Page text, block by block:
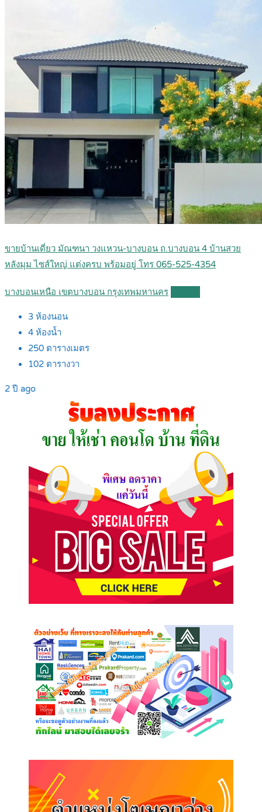
ขายบ้านเดี่ยว มัณฑนา วงแหวน-บางบอน ถ.บางบอน 4 บ้านสวย
หลังมุม ไซส์ใหญ่ แต่งครบ พร้อมอยู่ โทร 065-525-4354
บางบอนเหนือ เขตบางบอน กรุงเทพมหานคร
3 ห้องนอน
4 ห้องน้ำ
250 ตารางเมตร
102 ตารางวา
2 ปี ago